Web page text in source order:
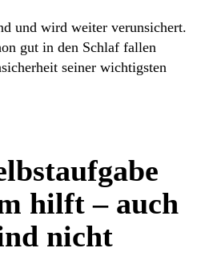
und wird weiter verunsichert.
gut in den Schlaf fallen
seiner wichtigsten
hilft – auch
nicht